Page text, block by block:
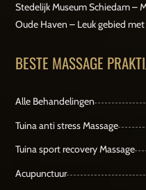
Stedelijk Museum Schiedam –
Oude Haven – Leuk gebied
BESTE MASSAGE
Alle Behandelingen
Tuina anti stress Massage
Tuina sport recovery Massage
Acupunctuur